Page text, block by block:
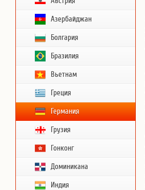
Азербайджан
Болгария
Бразилия
Вьетнам
Греция
Германия
Грузия
Гонконг
Доминикана
Индия